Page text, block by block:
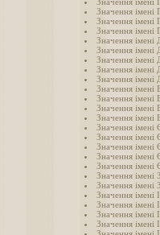
Значення імені
Значення імені
Значення імені
Значення імені
Значення імені
Значення імені
Значення імені
Значення імені
Значення імені
Значення імені
Значення імені
Значення імені
Значення імені
Значення імені
Значення імені
Значення імені
Значення імені
Значення імені
Значення імені
Значення імені
Значення імені
Значення імені
Значення імені
Значення імені